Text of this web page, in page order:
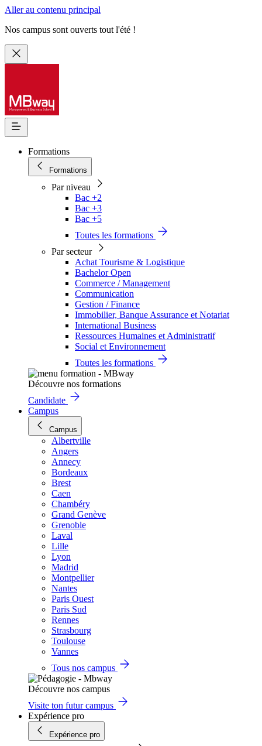
Aller au contenu principal
Nos campus sont ouverts tout l'été !
Formations
Formations
Par niveau
Bac +2
Bac +3
Bac +5
Toutes les formations
Par secteur
Achat Tourisme & Logistique
Bachelor Open
Commerce / Management
Communication
Gestion / Finance
Immobilier, Banque Assurance et Notariat
International Business
Ressources Humaines et Administratif
Social et Environnement
Toutes les formations
Découvre nos formations
Candidate
Campus
Campus
Albertville
Angers
Annecy
Bordeaux
Brest
Caen
Chambéry
Grand Genève
Grenoble
Laval
Lille
Lyon
Madrid
Montpellier
Nantes
Paris Ouest
Paris Sud
Rennes
Strasbourg
Toulouse
Vannes
Tous nos campus
Découvre nos campus
Visite ton futur campus
Expérience pro
Expérience pro